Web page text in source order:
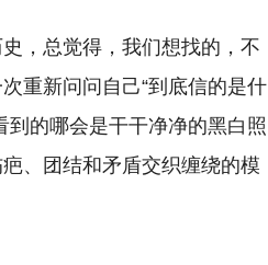
，总觉得，我们想找的，不
重新问问自己“到底信的是什
到的哪会是干干净净的黑白照
、团结和矛盾交织缠绕的模